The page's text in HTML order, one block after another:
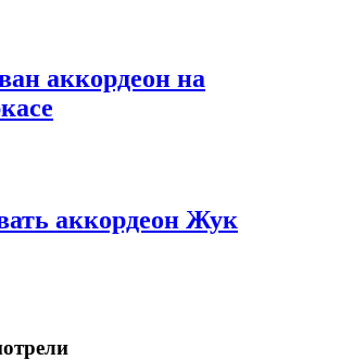
аккордеон на
аккордеон Жук